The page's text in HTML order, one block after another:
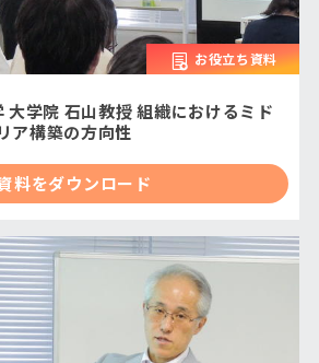
お役立ち資料
大学院 石山教授 組織におけるミド
ア構築の方向性
料をダウンロード